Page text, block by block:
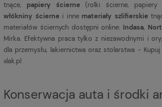
tnące, papiery ścierne (rolki ścierne, papiery
włókniny ścierne i inne materiały szlifierskie
materiałów ściernych dostępni online: Indasa
Mirka. Efektywna praca tylko z niezawodnymi i
dla przemysłu, lakiernictwa oraz stolarstwa -
xlak.pl
Konserwacja auta i środki